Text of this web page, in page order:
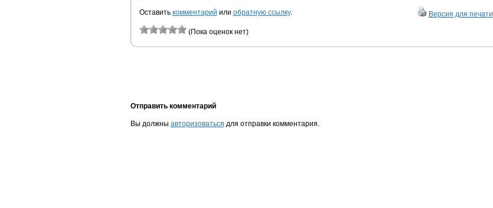
Оставить комментарий или обратную ссылку. Версия для печати
(Пока оценок нет)
Отправить комментарий
Вы должны авторизоваться для отправки комментария.